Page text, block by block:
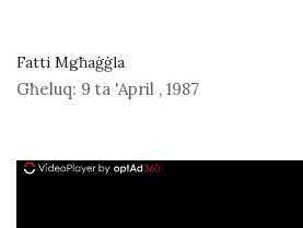
Fatti Mgħaġġla
Għeluq: 9 ta 'April , 1987